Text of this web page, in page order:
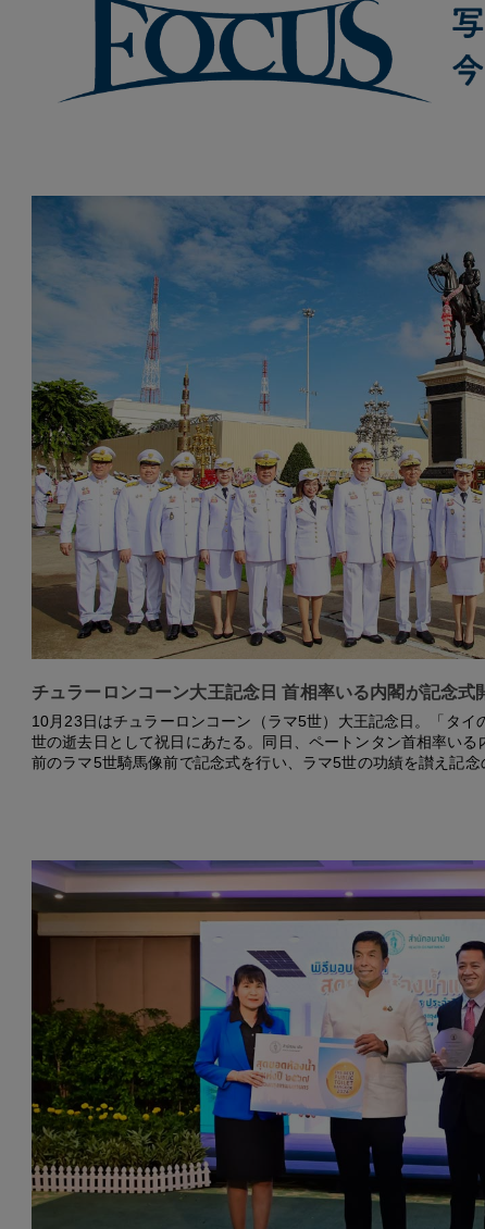
チュラーロンコーン大王記念日 首相率いる内閣が記念式
10月23日はチュラーロンコーン（ラマ5世）大王記念日。「タイ
世の逝去日として祝日にあたる。同日、ペートンタン首相率い
前のラマ5世騎馬像前で記念式を行い、ラマ5世の功績を讃え記念